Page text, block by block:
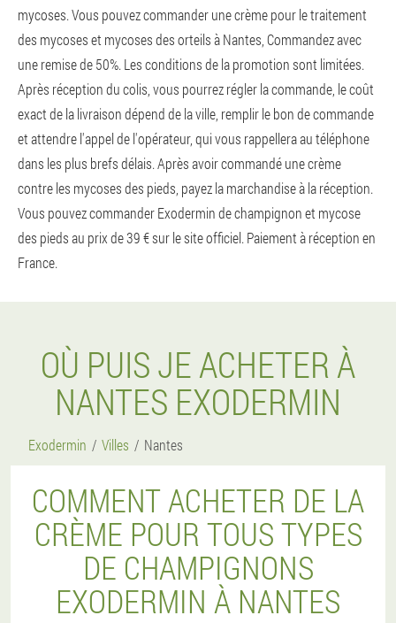
mycoses. Vous pouvez commander une crème pour le traitement
des mycoses et mycoses des orteils à Nantes, Commandez avec
une remise de 50%. Les conditions de la promotion sont limitées.
Après réception du colis, vous pourrez régler la commande, le coût
exact de la livraison dépend de la ville, remplir le bon de commande
et attendre l'appel de l'opérateur, qui vous rappellera au téléphone
dans les plus brefs délais. Après avoir commandé une crème
contre les mycoses des pieds, payez la marchandise à la réception.
Vous pouvez commander Exodermin de champignon et mycose
des pieds au prix de 39 € sur le site officiel. Paiement à réception en
France.
OÙ PUIS JE ACHETER À
NANTES EXODERMIN
Exodermin Villes Nantes
COMMENT ACHETER DE LA
CRÈME POUR TOUS TYPES
DE CHAMPIGNONS
EXODERMIN À NANTES